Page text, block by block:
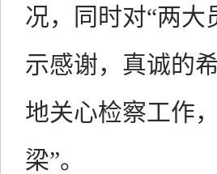
况，同时对“两大
示感谢，真诚的
地关心检察工作
梁”。